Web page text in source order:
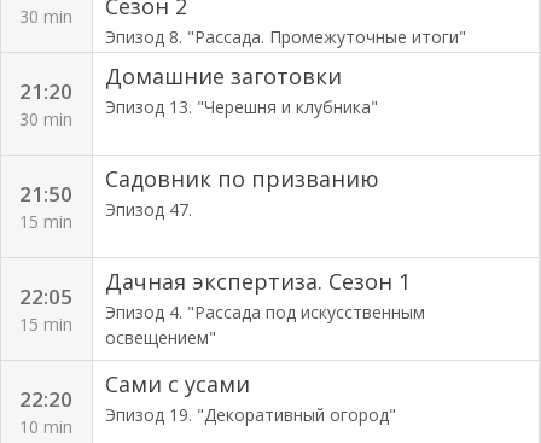
30 min
Сезон 2
Эпизод 8. "Рассада. Промежуточные итоги"
21:20
30 min
Домашние заготовки
Эпизод 13. "Черешня и клубника"
21:50
15 min
Садовник по призванию
Эпизод 47.
22:05
15 min
Дачная экспертиза. Сезон 1
Эпизод 4. "Рассада под искусственным
освещением"
22:20
10 min
Сами с усами
Эпизод 19. "Декоративный огород"